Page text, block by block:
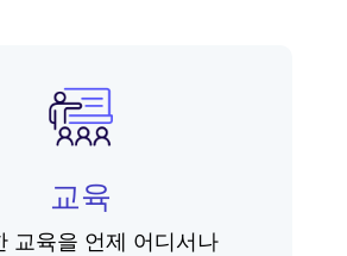
교육
교육을 언제 어디서나